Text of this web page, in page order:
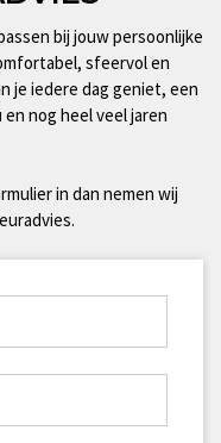
bij jouw persoonlijke
sfeervol en
je iedere dag geniet, een
nog heel veel jaren
in dan nemen wij